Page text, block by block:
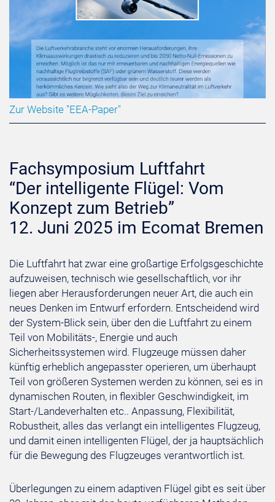
Zur Website "EEA-Paper"
Fachsymposium Luftfahrt
“Der intelligente Flügel: Vom
Konzept zum Betrieb”
12. Juni 2025 im Ecomat Bremen
Die Luftfahrt hat zwar eine großartige Erfolgsgeschichte
aufzuweisen, technisch wie gesellschaftlich, vor ihr
liegen aber Herausforderungen neuer Art, die auch ein
neues Denken im Entwurf erfordern. Entscheidend wird
der System-Blick sein, über den die Luftfahrt zu einem
Teil von Mobilitäts-, Energie und auch
Sicherheitssystemen wird. Flugzeuge müssen daher
künftig erheblich angepasster operieren, um überhaupt
Teil von größeren Systemen werden zu können, sei es in
dynamischen Routen, in flexibler Geschwindigkeit, im
Start-/Landeverhalten etc.. Anpassung, Flexibilität,
Robustheit, alles das verlangt ein intelligentes Flugzeug,
und damit einen intelligenten Flügel, der ja hauptsächlich
für die Bewegung des Flugzeuges verantwortlich ist.
Überlegungen zu einem adaptiven Flügel gibt es seit über